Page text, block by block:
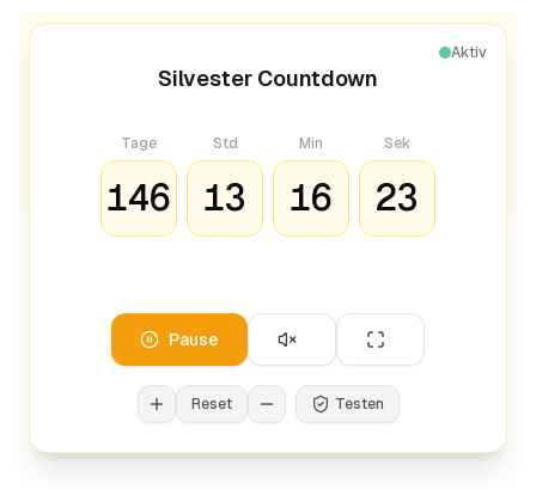
Aktiv
Silvester Countdown
Tage
146
Std
13
Min
16
Sek
23
Pause
Reset Testen